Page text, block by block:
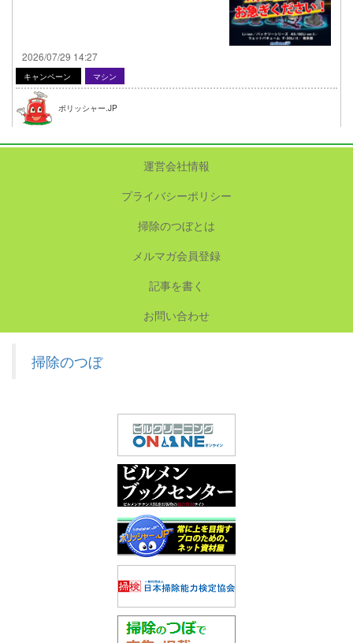
2026/07/29 14:27
キャンペーン マシン
ポリッシャー.JP
運営会社情報
プライバシーポリシー
掃除のつぼとは
メルマガ会員登録
記事を書く
お問い合わせ
掃除のつぼ